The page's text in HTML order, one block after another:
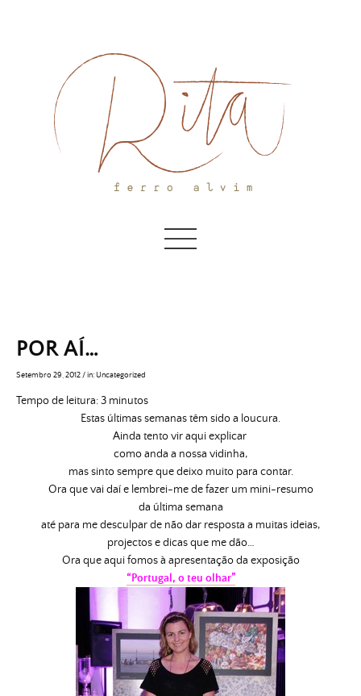
POR AÍ…
Setembro 29, 2012/in: Uncategorized
Tempo de leitura:3 minutos
Estas últimas semanas têm sido a loucura.
Ainda tento vir aqui explicar
como anda a nossa vidinha,
mas sinto sempre que deixo muito para contar.
Ora que vai daí e lembrei-me de fazer um mini-resumo
da última semana
até para me desculpar de não dar resposta a muitas ideias,
projectos e dicas que me dão…
Ora que aqui fomos à apresentação da exposição
“Portugal, o teu olhar”